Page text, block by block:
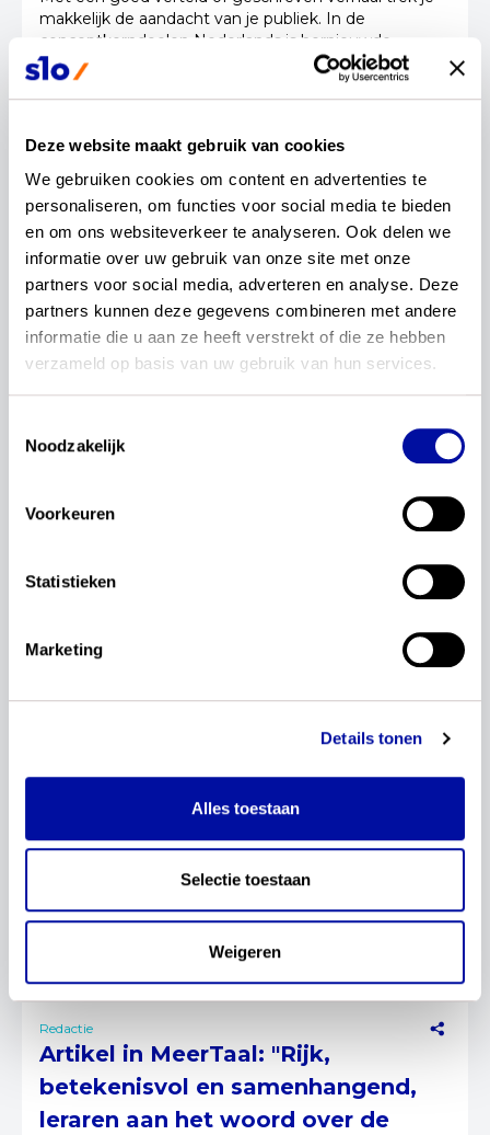
Deze website maakt gebruik van cookies
We gebruiken cookies om content en advertenties te
personaliseren, om functies voor social media te bieden
en om ons websiteverkeer te analyseren. Ook delen we
informatie over uw gebruik van onze site met onze
partners voor social media, adverteren en analyse. Deze
partners kunnen deze gegevens combineren met andere
informatie die u aan ze heeft verstrekt of die ze hebben
verzameld op basis van uw gebruik van hun services.
Noodzakelijk
Voorkeuren
Statistieken
Marketing
Details tonen
Alles toestaan
Selectie toestaan
Weigeren
makkelijk de aandacht van je publiek. In de
conceptkerndoelen Nederlands is hernieuwde
belangstelling voor verhaaltechnieken in verhalen.
19 maart 2024
Nederlands Actualisatie Kerndoelen
Redactie
Verslag regiobijeenkomst ‘Heel fijn
om met collega’s te kunnen
sparren’
regiobijeenkomst op 27 februari in Rotterdam ging
SLO in gesprek met scholen over bruikbaarheid en
Praat mee over de functionele
conceptkerndoelen voor
Nederlands en rekenen en
Graag gaan we in gesprek over de verwachte
in de praktijk. Kom op 2 april naar de landelijke
bijeenkomst in Amersfoort. Meld je nu aan en praat
Lees verder...
Redactie
Artikel in MeerTaal: "Rijk,
betekenisvol en samenhangend,
leraren aan het woord over de